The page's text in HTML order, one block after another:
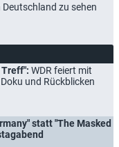
zu sehen
WDR feiert mit
und Rückblicken
statt "The Masked